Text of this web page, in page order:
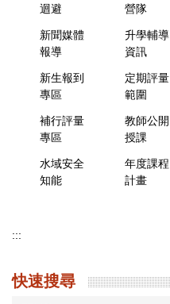
迴避
營隊
新聞媒體
報導
升學輔導
資訊
新生報到
專區
定期評量
範圍
補行評量
專區
教師公開
授課
水域安全
知能
年度課程
計畫
:::
快速搜尋